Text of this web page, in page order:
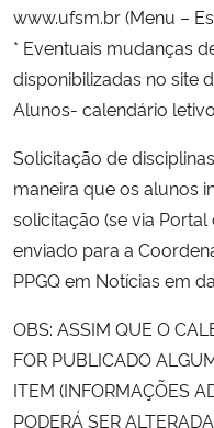
www.ufsm.br (Menu –
* Eventuais mudanças
disponibilizadas no site
Alunos- calendário letivo
Solicitação de
maneira que os alunos
solicitação (se via
enviado para a
PPGQ em Notícias em
OBS: ASSIM QUE O
FOR PUBLICADO
ITEM (INFORMAÇÕES
PODERÁ SER